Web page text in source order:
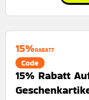
15%RABATT
Code
15% Rabatt